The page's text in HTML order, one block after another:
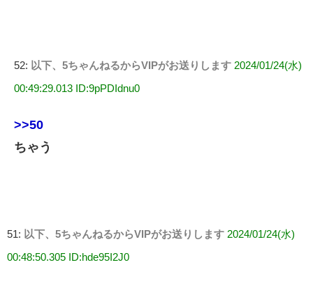
52: 以下、5ちゃんねるからVIPがお送りします 2024/01/24(水)
00:49:29.013 ID:9pPDIdnu0
>>50
ちゃう
51: 以下、5ちゃんねるからVIPがお送りします 2024/01/24(水)
00:48:50.305 ID:hde95I2J0